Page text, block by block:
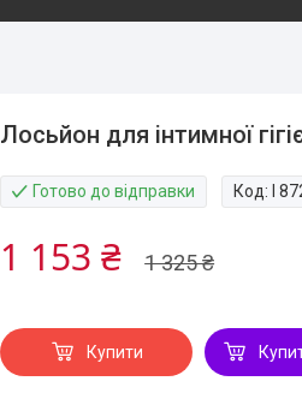
Лосьйон для інтимної
Готово до відправки Код: I
1 325 ₴
1 153 ₴
Купити